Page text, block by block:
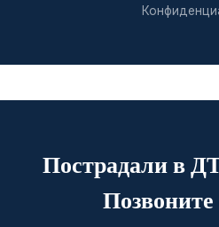
Пострадали в
Позвоните